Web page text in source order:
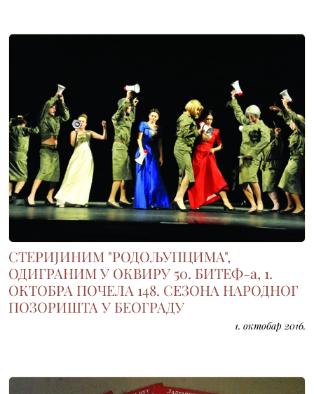
СТЕРИЈИНИМ "РОДОЉУПЦИМА",
ОДИГРАНИМ У ОКВИРУ 50. БИТЕФ-а, 1.
ОКТОБРА ПОЧЕЛА 148. СЕЗОНА НАРОДНОГ
ПОЗОРИШТА У БЕОГРАДУ
1. октобар 2016.